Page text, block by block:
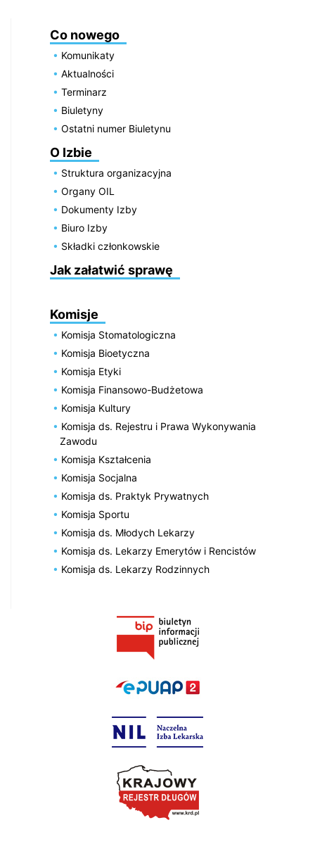
Co nowego
Komunikaty
Aktualności
Terminarz
Biuletyny
Ostatni numer Biuletynu
O Izbie
Struktura organizacyjna
Organy OIL
Dokumenty Izby
Biuro Izby
Składki członkowskie
Jak załatwić sprawę
Komisje
Komisja Stomatologiczna
Komisja Bioetyczna
Komisja Etyki
Komisja Finansowo-Budżetowa
Komisja Kultury
Komisja ds. Rejestru i Prawa Wykonywania
Zawodu
Komisja Kształcenia
Komisja Socjalna
Komisja ds. Praktyk Prywatnych
Komisja Sportu
Komisja ds. Młodych Lekarzy
Komisja ds. Lekarzy Emerytów i Rencistów
Komisja ds. Lekarzy Rodzinnych